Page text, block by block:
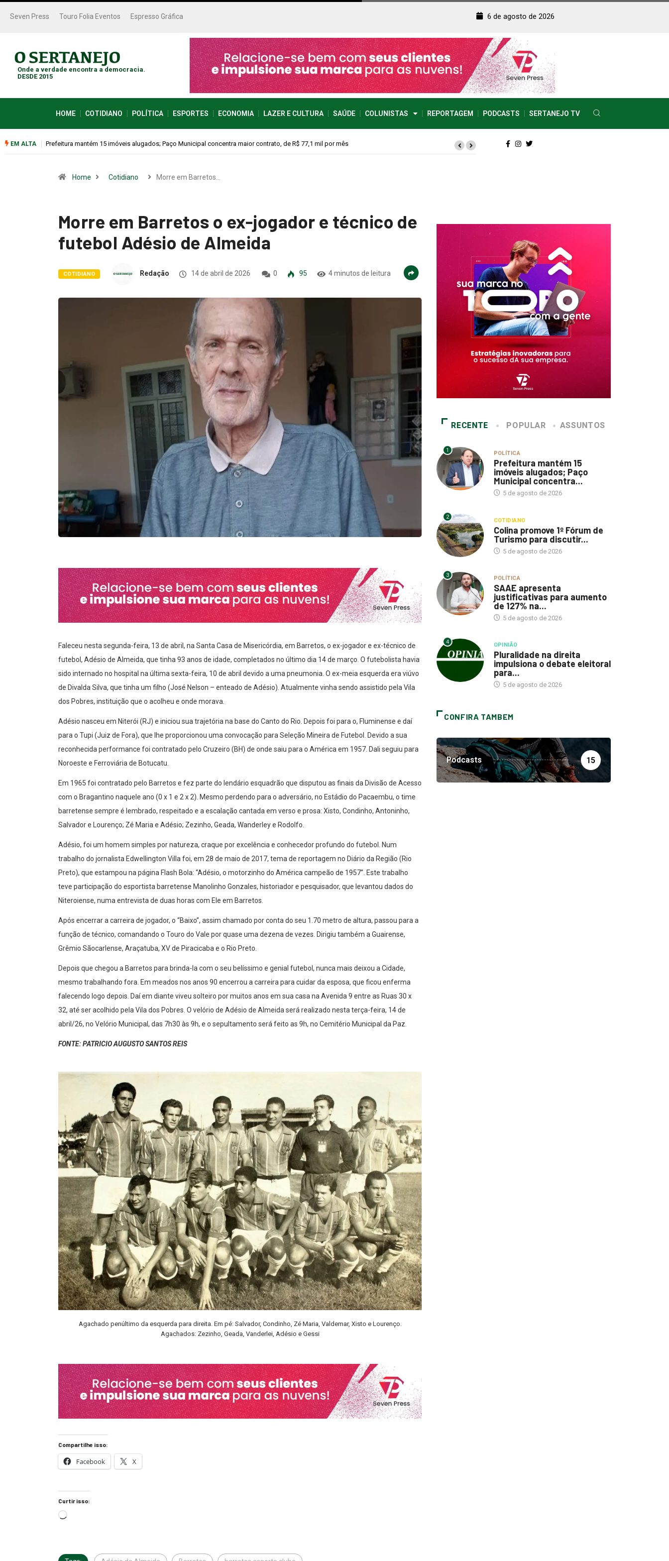
Seven Press Touro Folia Eventos Espresso Gráfica 6 de agosto de 2026
Onde a verdade encontra a democracia.
DESDE 2015
HOME COTIDIANO POLÍTICA ESPORTES ECONOMIA LAZER E CULTURA SAÚDE COLUNISTAS REPORTAGEM PODCASTS SERTANEJO TV
EM ALTA Colina promove 1º Fórum de Turismo para discutir desenvolvimento econômico
Home Cotidiano Morre em Barretos…
Morre em Barretos o ex-jogador e técnico de
futebol Adésio de Almeida
COTIDIANO Redação 14 de abril de 2026 0 95 4 minutos de leitura
Faleceu nesta segunda-feira, 13 de abril, na Santa Casa de Misericórdia, em Barretos, o ex-jogador e ex-técnico de
futebol, Adésio de Almeida, que tinha 93 anos de idade, completados no último dia 14 de março. O futebolista havia
sido internado no hospital na última sexta-feira, 10 de abril devido a uma pneumonia. O ex-meia esquerda era viúvo
de Divalda Silva, que tinha um filho (José Nelson – enteado de Adésio). Atualmente vinha sendo assistido pela Vila
dos Pobres, instituição que o acolheu e onde morava.
Adésio nasceu em Niterói (RJ) e iniciou sua trajetória na base do Canto do Rio. Depois foi para o, Fluminense e daí
para o Tupi (Juiz de Fora), que lhe proporcionou uma convocação para Seleção Mineira de Futebol. Devido a sua
reconhecida performance foi contratado pelo Cruzeiro (BH) de onde saiu para o América em 1957. Dali seguiu para
Noroeste e Ferroviária de Botucatu.
Em 1965 foi contratado pelo Barretos e fez parte do lendário esquadrão que disputou as finais da Divisão de Acesso
com o Bragantino naquele ano (0 x 1 e 2 x 2). Mesmo perdendo para o adversário, no Estádio do Pacaembu, o time
barretense sempre é lembrado, respeitado e a escalação cantada em verso e prosa: Xisto, Condinho, Antoninho,
Salvador e Lourenço; Zé Maria e Adésio; Zezinho, Geada, Wanderley e Rodolfo.
Adésio, foi um homem simples por natureza, craque por excelência e conhecedor profundo do futebol. Num
trabalho do jornalista Edwellington Villa foi, em 28 de maio de 2017, tema de reportagem no Diário da Região (Rio
Preto), que estampou na página Flash Bola: “Adésio, o motorzinho do América campeão de 1957”. Este trabalho
teve participação do esportista barretense Manolinho Gonzales, historiador e pesquisador, que levantou dados do
Niteroiense, numa entrevista de duas horas com Ele em Barretos.
Após encerrar a carreira de jogador, o “Baixo”, assim chamado por conta do seu 1.70 metro de altura, passou para a
função de técnico, comandando o Touro do Vale por quase uma dezena de vezes. Dirigiu também a Guairense,
Grêmio Sãocarlense, Araçatuba, XV de Piracicaba e o Rio Preto.
Depois que chegou a Barretos para brinda-la com o seu belíssimo e genial futebol, nunca mais deixou a Cidade,
mesmo trabalhando fora. Em meados nos anos 90 encerrou a carreira para cuidar da esposa, que ficou enferma
falecendo logo depois. Daí em diante viveu solteiro por muitos anos em sua casa na Avenida 9 entre as Ruas 30 x
32, até ser acolhido pela Vila dos Pobres. O velório de Adésio de Almeida será realizado nesta terça-feira, 14 de
abril/26, no Velório Municipal, das 7h30 às 9h, e o sepultamento será feito as 9h, no Cemitério Municipal da Paz.
FONTE: PATRICIO AUGUSTO SANTOS REIS
Agachado penúltimo da esquerda para direita. Em pé: Salvador, Condinho, Zé Maria, Valdemar, Xisto e Lourenço.
Agachados: Zezinho, Geada, Vanderlei, Adésio e Gessi
Compartilhe isso:
Facebook X
Curtir isso:
RECENTE POPULAR ASSUNTOS
1 POLÍTICA
Prefeitura mantém 15
imóveis alugados; Paço
Municipal concentra...
5 de agosto de 2026
2 COTIDIANO
Colina promove 1º Fórum de
Turismo para discutir...
5 de agosto de 2026
3 POLÍTICA
SAAE apresenta
justificativas para aumento
de 127% na...
5 de agosto de 2026
4 OPINIÃO
Pluralidade na direita
impulsiona o debate eleitoral
para...
5 de agosto de 2026
CONFIRA TAMBEM
Podcasts 15